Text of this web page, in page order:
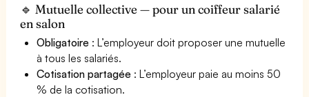
🔹 Mutuelle collective — pour un coiffeur salarié
en salon
Obligatoire : L’employeur doit proposer une mutuelle
à tous les salariés.
Cotisation partagée : L’employeur paie au moins 50
% de la cotisation.